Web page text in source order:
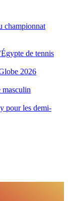
championnat
de tennis
2026
masculin
pour les demi-